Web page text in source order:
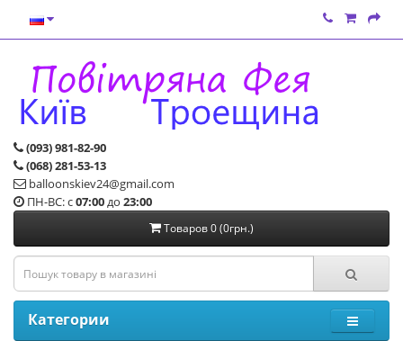
(093) 981-82-90
(068) 281-53-13
balloonskiev24@gmail.com
ПН-ВС: с07:00до 23:00
Товаров 0 (0грн.)
Категории